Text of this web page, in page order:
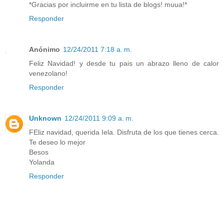
*Gracias por incluirme en tu lista de blogs! muua!*
Responder
Anónimo 12/24/2011 7:18 a. m.
Feliz Navidad! y desde tu pais un abrazo lleno de calor
venezolano!
Responder
Unknown 12/24/2011 9:09 a. m.
FEliz navidad, querida Iela. Disfruta de los que tienes cerca.
Te deseo lo mejor
Besos
Yolanda
Responder